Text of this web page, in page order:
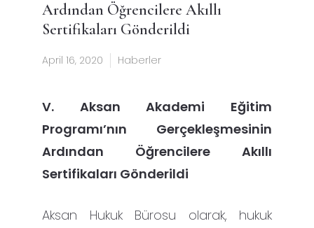
Ardından Öğrencilere Akıllı
Sertifikaları Gönderildi
April 16, 2020 Haberler
V. Aksan Akademi Eğitim
Programı’nın Gerçekleşmesinin
Ardından Öğrencilere Akıllı
Sertifikaları Gönderildi
Aksan Hukuk Bürosu olarak, hukuk